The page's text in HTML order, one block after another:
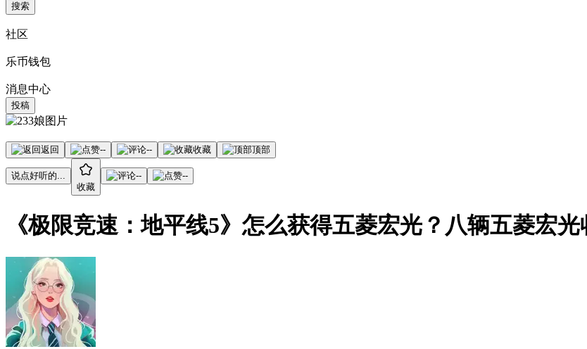
搜索
社区
乐币钱包
消息中心
投稿
返回 -- -- 收藏 顶部
说点好听的...
收藏
-- --
《极限竞速：地平线5》怎么获得五菱宏光？八辆五菱宏